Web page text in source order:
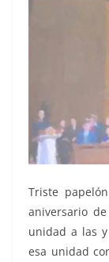
Triste
aniversario
unidad a las
esa unidad